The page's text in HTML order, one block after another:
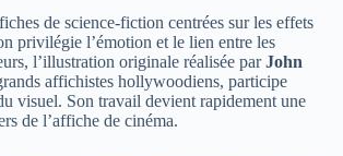
de science-fiction centrées sur les effets
privilégie l’émotion et le lien entre les
l’illustration originale réalisée parJohn
affichistes hollywoodiens, participe
visuel. Son travail devient rapidement une
de l’affiche de cinéma.